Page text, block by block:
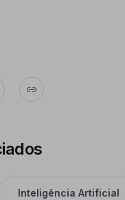
Inteligência Artificial